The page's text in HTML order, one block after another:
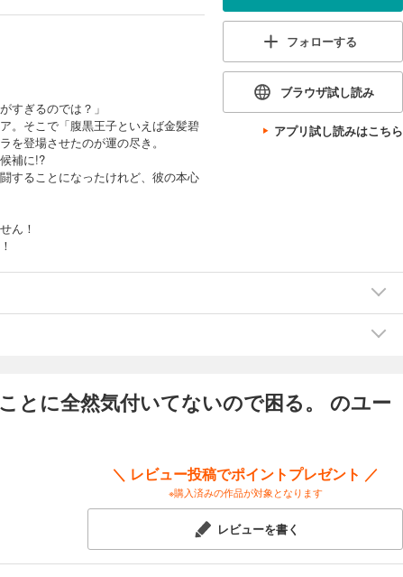
すぎるのでは？」
。そこで「腹黒王子といえば金髪碧
を登場させたのが運の尽き。
補に!?
することになったけれど、彼の本心
ん！
フォローする
ブラウザ試し読み
アプリ試し読みはこちら
とに全然気付いてないので困る。 のユー
＼ レビュー投稿でポイントプレゼント ／
※購入済みの作品が対象となります
レビューを書く